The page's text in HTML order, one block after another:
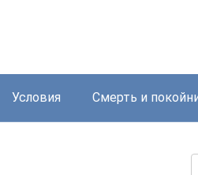
Условия Смерть и